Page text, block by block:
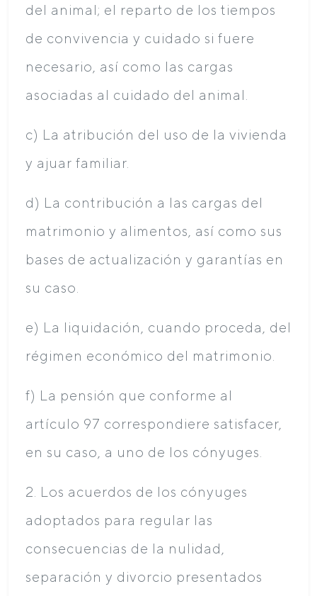
del animal; el reparto de los tiempos
de convivencia y cuidado si fuere
necesario, así como las cargas
asociadas al cuidado del animal.
c) La atribución del uso de la vivienda
y ajuar familiar.
d) La contribución a las cargas del
matrimonio y alimentos, así como sus
bases de actualización y garantías en
su caso.
e) La liquidación, cuando proceda, del
régimen económico del matrimonio.
f) La pensión que conforme al
artículo 97 correspondiere satisfacer,
en su caso, a uno de los cónyuges.
2. Los acuerdos de los cónyuges
adoptados para regular las
consecuencias de la nulidad,
separación y divorcio presentados